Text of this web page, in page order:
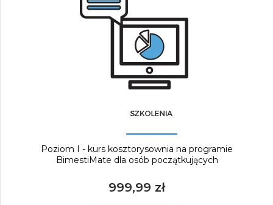
Poziom I - kurs kosztorysownia na programie
BimestiMate dla osób początkujących
999,99 zł